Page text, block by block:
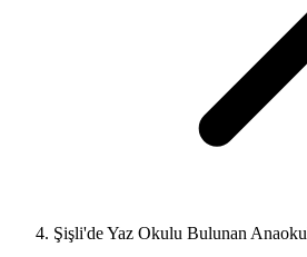
Şişli'de Yaz Okulu Bulunan